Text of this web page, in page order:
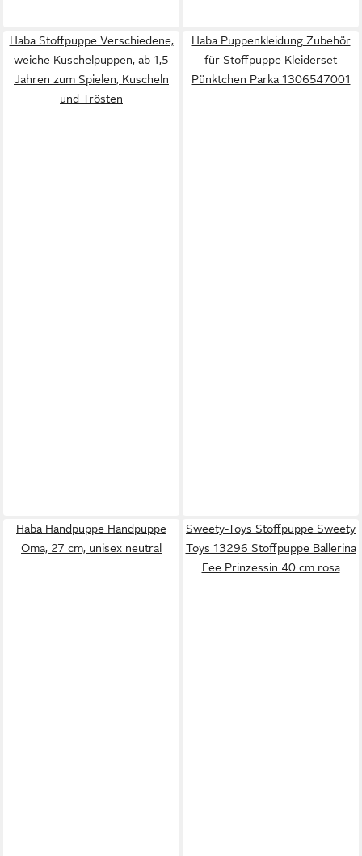
Haba Stoffpuppe Verschiedene,
weiche Kuschelpuppen, ab 1,5
Jahren zum Spielen, Kuscheln
und Trösten
Haba Puppenkleidung Zubehör
für Stoffpuppe Kleiderset
Pünktchen Parka 1306547001
Haba Handpuppe Handpuppe
Oma, 27 cm, unisex neutral
Sweety-Toys Stoffpuppe Sweety
Toys 13296 Stoffpuppe Ballerina
Fee Prinzessin 40 cm rosa